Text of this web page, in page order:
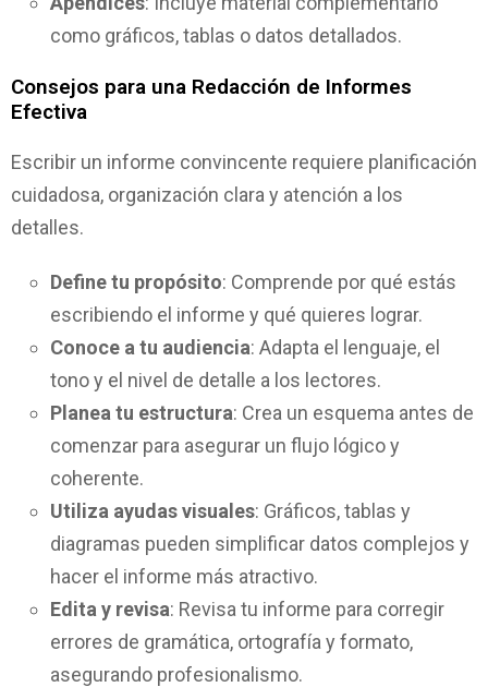
como gráficos, tablas o datos detallados.
Consejos para una Redacción de Informes
Efectiva
Escribir un informe convincente requiere planificación
cuidadosa, organización clara y atención a los
detalles.
Define tu propósito: Comprende por qué estás
escribiendo el informe y qué quieres lograr.
Conoce a tu audiencia: Adapta el lenguaje, el
tono y el nivel de detalle a los lectores.
Planea tu estructura: Crea un esquema antes de
comenzar para asegurar un flujo lógico y
coherente.
Utiliza ayudas visuales: Gráficos, tablas y
diagramas pueden simplificar datos complejos y
hacer el informe más atractivo.
Edita y revisa: Revisa tu informe para corregir
errores de gramática, ortografía y formato,
asegurando profesionalismo.